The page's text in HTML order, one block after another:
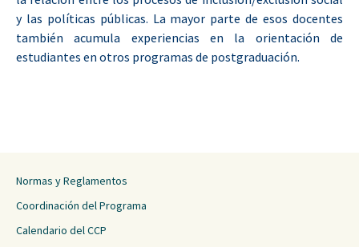
y las políticas públicas. La mayor parte de esos docentes
también acumula experiencias en la orientación de
estudiantes en otros programas de postgraduación.
Normas y Reglamentos
Coordinación del Programa
Calendario del CCP